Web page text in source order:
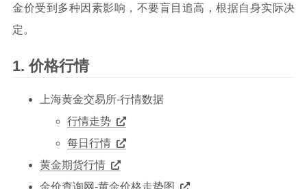
收藏
归档
金价受到多种因素影响，不要盲目追高，根据自身实际决
定。
价格行情
上海黄金交易所-行情数据
行情走势
每日行情
黄金期货行情
金价查询网-黄金价格走势图